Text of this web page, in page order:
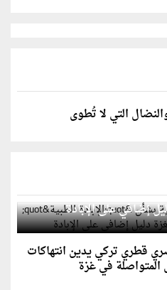
التي لا تُطوى
بشأن "الإبادة الطبية"
إضافي على الإبادة
قطري تركي يدين انتهاكات
المتواصلة في غزة